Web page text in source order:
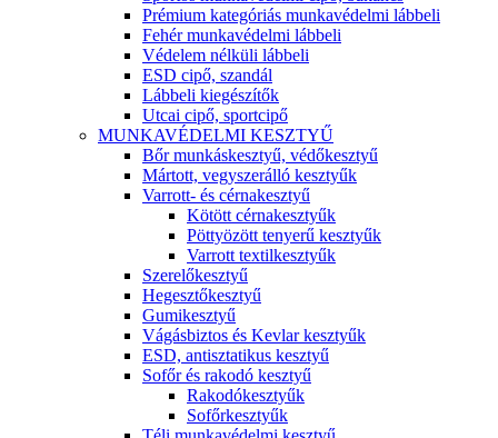
Prémium kategóriás munkavédelmi lábbeli
Fehér munkavédelmi lábbeli
Védelem nélküli lábbeli
ESD cipő, szandál
Lábbeli kiegészítők
Utcai cipő, sportcipő
MUNKAVÉDELMI KESZTYŰ
Bőr munkáskesztyű, védőkesztyű
Mártott, vegyszerálló kesztyűk
Varrott- és cérnakesztyű
Kötött cérnakesztyűk
Pöttyözött tenyerű kesztyűk
Varrott textilkesztyűk
Szerelőkesztyű
Hegesztőkesztyű
Gumikesztyű
Vágásbiztos és Kevlar kesztyűk
ESD, antisztatikus kesztyű
Sofőr és rakodó kesztyű
Rakodókesztyűk
Sofőrkesztyűk